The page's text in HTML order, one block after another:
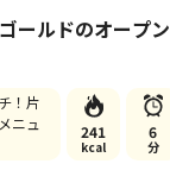
ールドのオープン
！片
ニュ
241
kcal
6
分